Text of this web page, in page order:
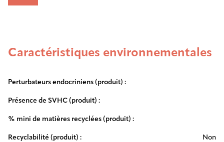
Caractéristiques environnementales
Perturbateurs endocriniens (produit) :
Présence de SVHC (produit) :
% mini de matières recyclées (produit) :
Recyclabilité (produit) : Non